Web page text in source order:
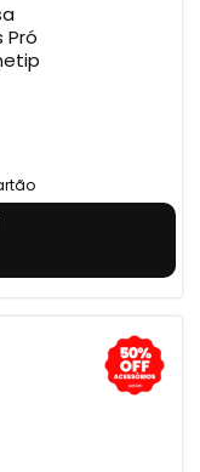
Pró